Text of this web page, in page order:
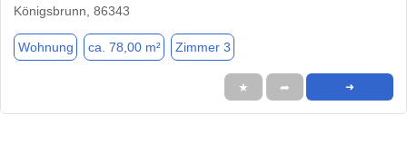
Königsbrunn, 86343
Wohnung ca. 78,00 m² Zimmer 3
★ ➦ ➜